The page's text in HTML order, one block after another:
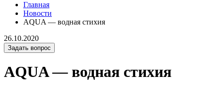
Главная
Новости
AQUA — водная стихия
26.10.2020
Задать вопрос
AQUA — водная стихия